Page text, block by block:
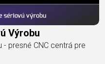
Výrobu
- presné CNC centrá pre